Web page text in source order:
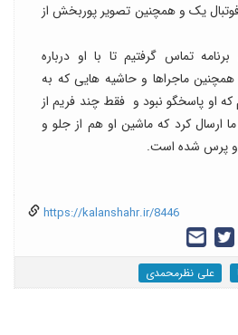
یک و همچنین تصویر پوربخش از
تماس گرفتیم تا با او درباره
ماجراها و حاشیه هایی که به
که او پاسخگو نبود و فقط چند فریم از
ارسال کرد که ماشین او هم از جلو و
و پرس شده است.
https://kalanshahr.ir/8446
علی نظرمحمدی